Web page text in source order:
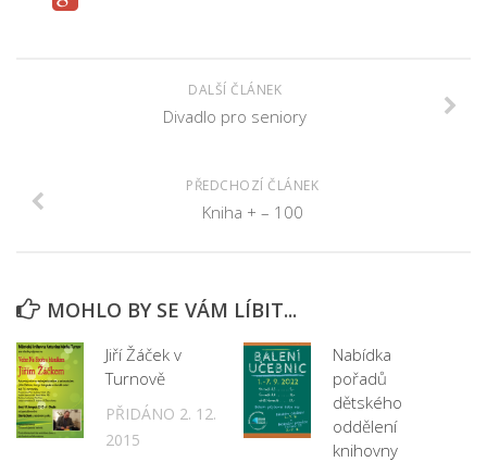
Podporují nás
Doporučujeme
Akce
Online katalog
DALŠÍ ČLÁNEK
Divadlo pro seniory
PŘEDCHOZÍ ČLÁNEK
Kniha + – 100
MOHLO BY SE VÁM LÍBIT...
Jiří Žáček v
Turnově
PŘIDÁNO 2. 12.
2015
Nabídka
pořadů
dětského
oddělení
knihovny